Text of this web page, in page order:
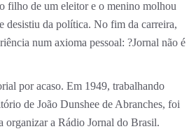
filho de um eleitor e o menino molhou
desistiu da política. No fim da carreira,
num axioma pessoal: ?Jornal não é
por acaso. Em 1949, trabalhando
de João Dunshee de Abranches, foi
organizar a Rádio Jornal do Brasil.